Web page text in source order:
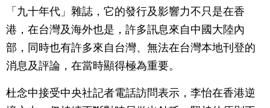
「九十年代」雜誌，它的發行及影響力不只是在香
港，在台灣及海外也是，許多訊息來自中國大陸內
部，同時也有許多來自台灣、無法在台灣本地刊登的
消息及評論，在當時顯得極為重要。
杜念中接受中央社記者電話訪問表示，李怡在香港逆